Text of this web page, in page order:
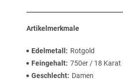
Artikelmerkmale
Edelmetall
Rotgold
Feingehalt 750er / 18 Karat
Geschlecht
Damen